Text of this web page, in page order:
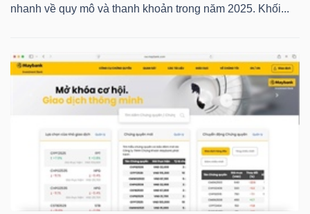
nhanh về quy mô và thanh khoản trong năm 2025. Khối...
(-)
SECTOR
NĂNG
LƯỢNG